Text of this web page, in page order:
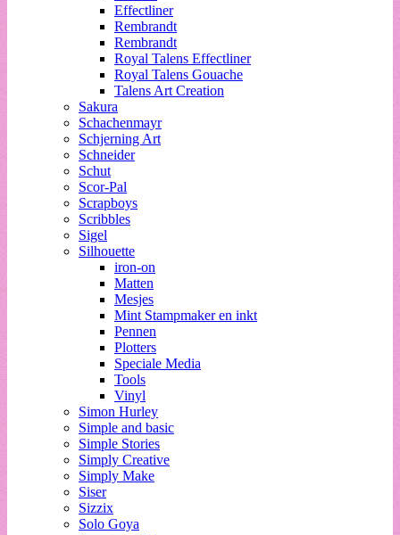
Effectliner
Rembrandt
Rembrandt
Royal Talens Effectliner
Royal Talens Gouache
Talens Art Creation
Sakura
Schachenmayr
Schjerning Art
Schneider
Schut
Scor-Pal
Scrapboys
Scribbles
Sigel
Silhouette
iron-on
Matten
Mesjes
Mint Stampmaker en inkt
Pennen
Plotters
Speciale Media
Tools
Vinyl
Simon Hurley
Simple and basic
Simple Stories
Simply Creative
Simply Make
Siser
Sizzix
Solo Goya